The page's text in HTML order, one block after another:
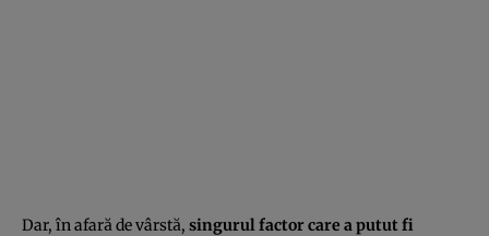
Dar, în afară de vârstă, singurul factor care a putut fi